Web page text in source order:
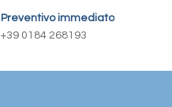
Preventivo immediato
+39 0184 268193